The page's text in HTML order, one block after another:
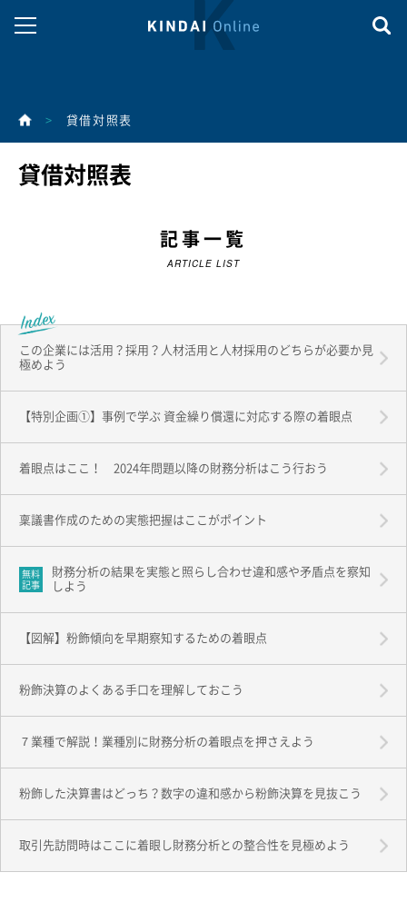
> 貸借対照表
貸借対照表
記事一覧
ARTICLE LIST
この企業には活用？採用？人材活用と人材採用のどちらが必要か見
極めよう
【特別企画①】事例で学ぶ 資金繰り償還に対応する際の着眼点
着眼点はここ！ 2024年問題以降の財務分析はこう行おう
稟議書作成のための実態把握はここがポイント
無料
記事
財務分析の結果を実態と照らし合わせ違和感や矛盾点を察知
しよう
【図解】粉飾傾向を早期察知するための着眼点
粉飾決算のよくある手口を理解しておこう
７業種で解説！業種別に財務分析の着眼点を押さえよう
粉飾した決算書はどっち？数字の違和感から粉飾決算を見抜こう
取引先訪問時はここに着眼し財務分析との整合性を見極めよう